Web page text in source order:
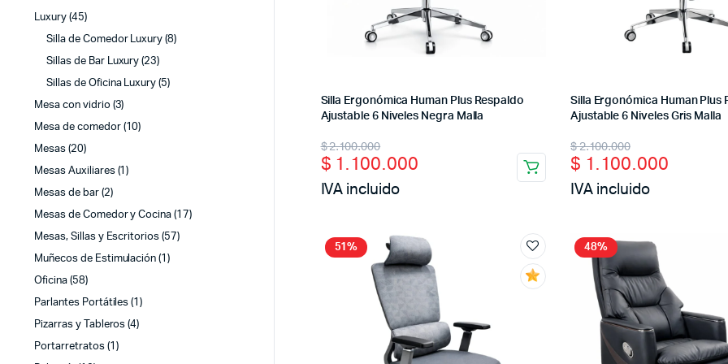
Silla Ergonómica Human Plus Respaldo
Ajustable 6 Niveles Negra Malla
$2.100.000
Original
price
was:
$ 1.100.000
Current
price
is:
IVA incluido
Silla Ergonómica Human Plus
Ajustable 6 Niveles Gris Malla
$2.100.000
Original
price
was:
$ 1.100.000
Current
price
is:
IVA incluido
51% 48%
Luxury (45)
Silla de Comedor Luxury (8)
Sillas de Bar Luxury (23)
Sillas de Oficina Luxury (5)
Mesa con vidrio (3)
Mesa de comedor (10)
Mesas (20)
Mesas Auxiliares (1)
Mesas de bar (2)
Mesas de Comedor y Cocina (17)
Mesas, Sillas y Escritorios (57)
Muñecos de Estimulación (1)
Oficina (58)
Parlantes Portátiles (1)
Pizarras y Tableros (4)
Portarretratos (1)